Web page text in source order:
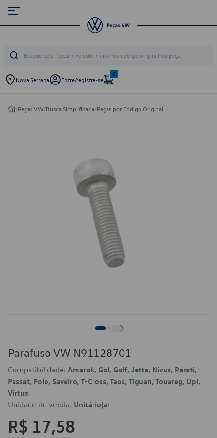
Nova Serrana Entre/registre-se
0
/Peças VW/Busca Simplificada/Peças por Código Original
Parafuso VW N91128701
Compatibilidade: Amarok, Gol, Golf, Jetta, Nivus, Parati,
Passat, Polo, Saveiro, T-Cross, Taos, Tiguan, Touareg, Up!,
Virtus
Unidade de venda: Unitário(a)
R$ 17,58